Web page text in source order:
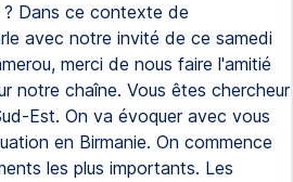
Dans ce contexte de
avec notre invité de ce samedi
merci de nous faire l'amitié
notre chaîne. Vous êtes chercheur
Est. On va évoquer avec vous
en Birmanie. On commence
les plus importants. Les